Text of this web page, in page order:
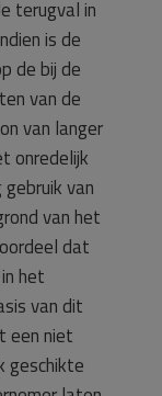
terugval in
is de
de bij de
van de
van langer
onredelijk
van
van het
dat
het
van dit
een niet
geschikte